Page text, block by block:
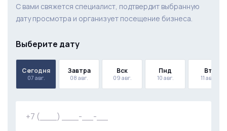
С вами свяжется специалист, подтвердит выбранную
дату просмотра и организует посещение бизнеса.
Выберите дату
Сегодня
07 авг.
Завтра
08 авг.
Вск
09 авг.
Пнд
10 авг.
Вт
11 авг.